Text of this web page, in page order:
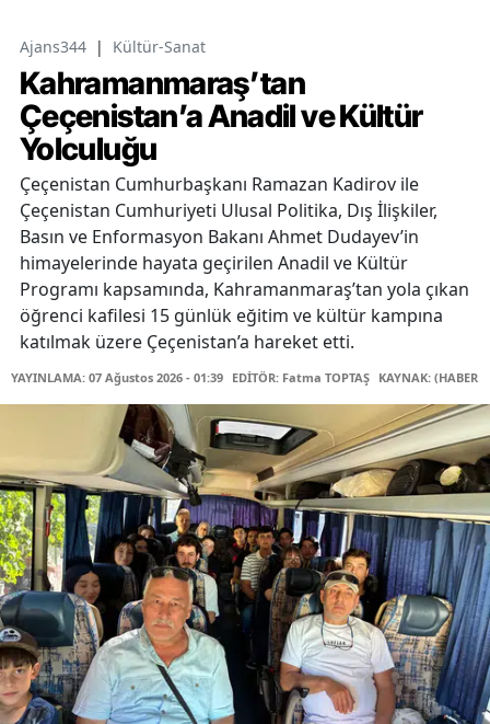
Ajans344 | Kültür-Sanat
Kahramanmaraş’tan
Çeçenistan’a Anadil ve Kültür
Yolculuğu
Çeçenistan Cumhurbaşkanı Ramazan Kadirov ile
Çeçenistan Cumhuriyeti Ulusal Politika, Dış İlişkiler,
Basın ve Enformasyon Bakanı Ahmet Dudayev’in
himayelerinde hayata geçirilen Anadil ve Kültür
Programı kapsamında, Kahramanmaraş’tan yola çıkan
öğrenci kafilesi 15 günlük eğitim ve kültür kampına
katılmak üzere Çeçenistan’a hareket etti.
YAYINLAMA: 07 Ağustos 2026 - 01:39 EDİTÖR: Fatma TOPTAŞ KAYNAK: (HABER